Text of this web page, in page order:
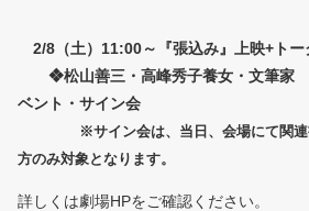
2/8（土）11:00～『張込み』上映+トー
❖松山善三・高峰秀子養女・文筆家
ベント・サイン会
※サイン会は、当日、会場にて関
方のみ対象となります。
詳しくは劇場HPをご確認ください。